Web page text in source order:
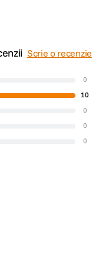
Scrie o recenzie
0
10
0
0
0